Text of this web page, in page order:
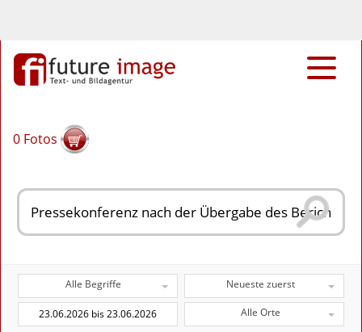
0 Fotos
Alle Begriffe Neueste zuerst
Alle Orte